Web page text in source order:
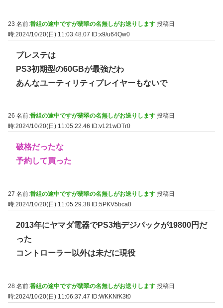
23 名前:番組の途中ですが翡翠の名無しがお送りします 投稿日
時:2024/10/20(日) 11:03:48.07 ID:x9/u64Qw0
プレステは
PS3初期型の60GBが最強だわ
あんなユーティリティプレイヤーもないで
26 名前:番組の途中ですが翡翠の名無しがお送りします 投稿日
時:2024/10/20(日) 11:05:22.46
ID:v121wDTr0
破格だったな
予約して買った
27 名前:番組の途中ですが翡翠の名無しがお送りします 投稿日
時:2024/10/20(日) 11:05:29.38 ID:5PKV5bca0
2013年にヤマダ電器でPS3地デジパックが19800円だ
った
コントローラー以外は未だに現役
28 名前:番組の途中ですが翡翠の名無しがお送りします 投稿日
時:2024/10/20(日) 11:06:37.47 ID:WKKNfK3t0